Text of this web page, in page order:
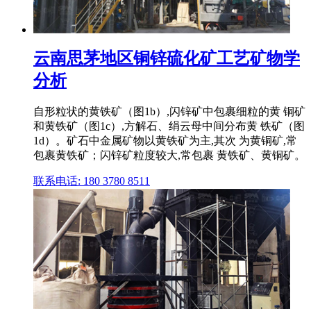
云南思茅地区铜锌硫化矿工艺矿物学
分析
自形粒状的黄铁矿（图1b）,闪锌矿中包裹细粒的黄 铜矿
和黄铁矿（图1c）,方解石、绢云母中间分布黄 铁矿（图
1d）。矿石中金属矿物以黄铁矿为主,其次 为黄铜矿,常
包裹黄铁矿；闪锌矿粒度较大,常包裹 黄铁矿、黄铜矿。
联系电话: 180 3780 8511